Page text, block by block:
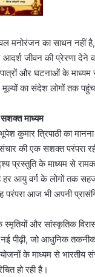
मनोरंजन का साधन नहीं
आदर्श जीवन की प्रेरणा देने
और घटनाओं के माध्यम
का संदेश लोगों तक पहुंच
माध्यम
कुमार त्रिपाठी का
की एक सशक्त परंपरा
प्रस्तुति के माध्यम से
हर आयु वर्ग के लोगों तक
परंपरा आज भी अपनी
और सांस्कृतिक
नई पीढ़ी, जो आधुनिक
के माध्यम से भारतीय
हो रही है।